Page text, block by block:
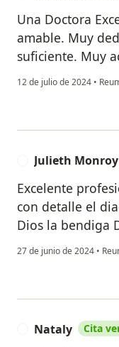
Una Doctora
amable. Muy
suficiente. Muy
12 de julio de 2024 •
Julieth Monroy
Excelente
con detalle el
Dios la bendiga
27 de junio de 2024 •
Nataly Cita